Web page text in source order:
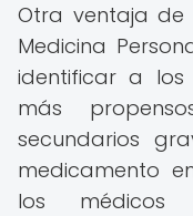
Otra ventaja de
Medicina
identificar a
más
secundarios
medicamento
los médicos